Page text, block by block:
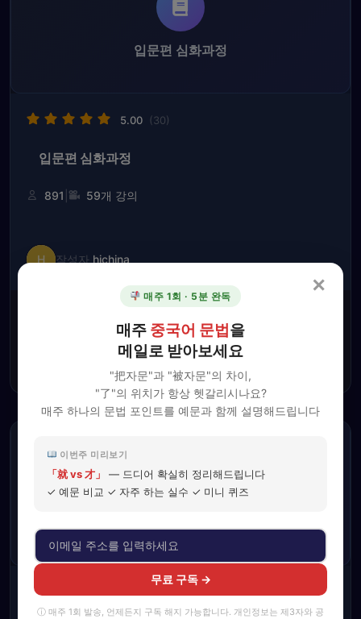
입문편 심화과정
5.00 (30)
입문편 심화과정
891 59개 강의
H 작성자 hichina
래
가
격:
₩250,000.
재
가
격:
₩89,000.
결제하기
✕
매주 1회 · 5분 완독
매주 중국어 문법 을
메일로 받아보세요
"把자문"과 "被자문"의 차이,
"了"의 위치가 항상 헷갈리시나요?
매주 하나의 문법 포인트를 예문과 함께 설명해드립니다
이번주 미리보기
「就 vs 才」
— 드디어 확실히 정리해드립니다
✓ 예문 비교 ✓ 자주 하는 실수 ✓ 미니 퀴즈
무료 구독 →
ⓘ 매주 1회 발송, 언제든지 구독 해지 가능합니다. 개인정보는 제3자와 공